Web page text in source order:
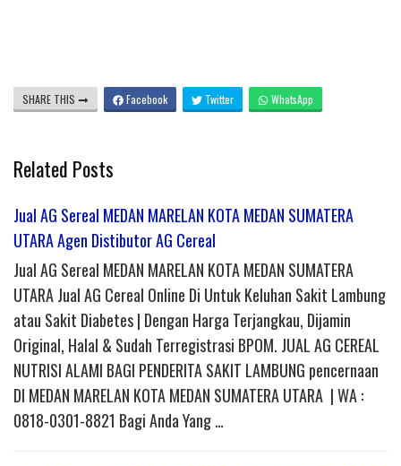
SHARE THIS Facebook Twitter WhatsApp
Related Posts
Jual AG Sereal MEDAN MARELAN KOTA MEDAN SUMATERA
UTARA Agen Distibutor AG Cereal
Jual AG Sereal MEDAN MARELAN KOTA MEDAN SUMATERA
UTARA Jual AG Cereal Online Di Untuk Keluhan Sakit Lambung
atau Sakit Diabetes | Dengan Harga Terjangkau, Dijamin
Original, Halal & Sudah Terregistrasi BPOM. JUAL AG CEREAL
NUTRISI ALAMI BAGI PENDERITA SAKIT LAMBUNG pencernaan
DI MEDAN MARELAN KOTA MEDAN SUMATERA UTARA | WA :
0818-0301-8821 Bagi Anda Yang …